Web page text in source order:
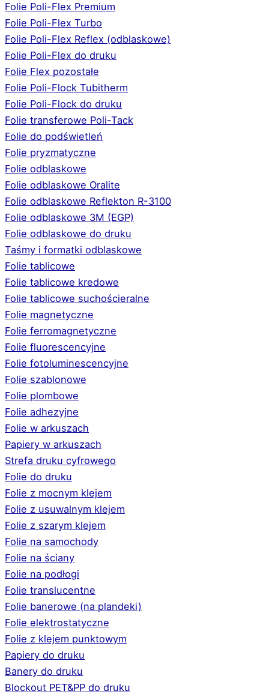
Folie Poli-Flex Premium
Folie Poli-Flex Turbo
Folie Poli-Flex Reflex (odblaskowe)
Folie Poli-Flex do druku
Folie Flex pozostałe
Folie Poli-Flock Tubitherm
Folie Poli-Flock do druku
Folie transferowe Poli-Tack
Folie do podświetleń
Folie pryzmatyczne
Folie odblaskowe
Folie odblaskowe Oralite
Folie odblaskowe Reflekton R-3100
Folie odblaskowe 3M (EGP)
Folie odblaskowe do druku
Taśmy i formatki odblaskowe
Folie tablicowe
Folie tablicowe kredowe
Folie tablicowe suchościeralne
Folie magnetyczne
Folie ferromagnetyczne
Folie fluorescencyjne
Folie fotoluminescencyjne
Folie szablonowe
Folie plombowe
Folie adhezyjne
Folie w arkuszach
Papiery w arkuszach
Strefa druku cyfrowego
Folie do druku
Folie z mocnym klejem
Folie z usuwalnym klejem
Folie z szarym klejem
Folie na samochody
Folie na ściany
Folie na podłogi
Folie translucentne
Folie banerowe (na plandeki)
Folie elektrostatyczne
Folie z klejem punktowym
Papiery do druku
Banery do druku
Blockout PET&PP do druku